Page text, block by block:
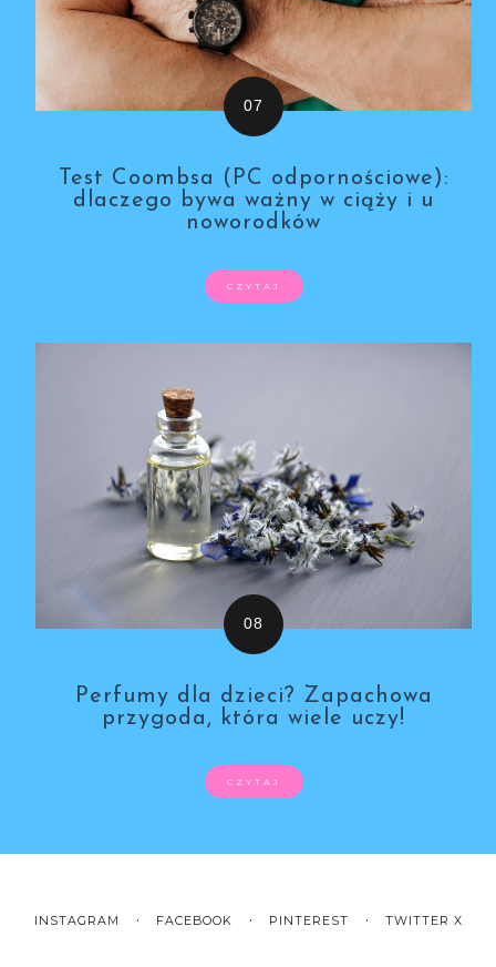
Test Coombsa (PC odpornościowe):
dlaczego bywa ważny w ciąży i u
noworodków
CZYTAJ
Perfumy dla dzieci? Zapachowa
przygoda, która wiele uczy!
CZYTAJ
INSTAGRAM FACEBOOK PINTEREST TWITTER X